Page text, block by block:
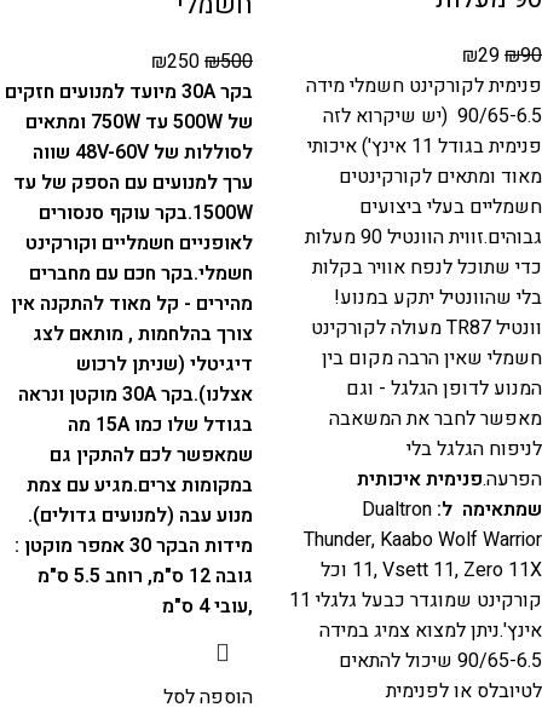
₪90
₪29
פנימית לקורקינט חשמלי מידה
90/65-6.5 (יש שיקרוא לזה
פנימית בגודל 11 אינץ') איכותי
מאוד ומתאים לקורקינטים
חשמליים בעלי ביצועים
גבוהים.זווית הוונטיל 90 מעלות
כדי שתוכל לנפח אוויר בקלות
בלי שהוונטיל יתקע במנוע!
וונטיל TR87 מעולה לקורקינט
חשמלי שאין הרבה מקום בין
המנוע לדופן הגלגל - וגם
מאפשר לחבר את המשאבה
לניפוח הגלגל בלי
הפרעה.פנימית איכותית
שמתאימה ל: Dualtron
Thunder, Kaabo Wolf Warrior
11, Vsett 11, Zero 11X וכל
קורקינט שמוגדר כבעל גלגלי 11
אינץ'.ניתן למצוא צמיג במידה
90/65-6.5 שיכול להתאים
לטיובלס או לפנימית
₪500
₪250
בקר30A מיועד למנועים חזקים
של 500W עד 750W ומתאים
לסוללות של 48V-60V שווה
ערך למנועים עם הספק של עד
1500W. בקר עוקף סנסורים
לאופניים חשמליים וקורקינט
חשמלי.בקר חכם עם מחברים
מהירים - קל מאוד להתקנה אין
צורך בהלחמות , מותאם לצג
דיגיטלי (שניתן לרכוש
אצלנו).
בקר 30A מוקטן ונראה
בגודל שלו כמו 15A מה
שמאפשר לכם להתקין גם
במקומות צרים.מגיע עם צמת
מנוע עבה (למנועים גדולים).
מידות הבקר 30 אמפר מוקטן :
גובה 12 ס"מ, רוחב 5.5 ס"מ
,עובי 4 ס"מ
הוספה לסל